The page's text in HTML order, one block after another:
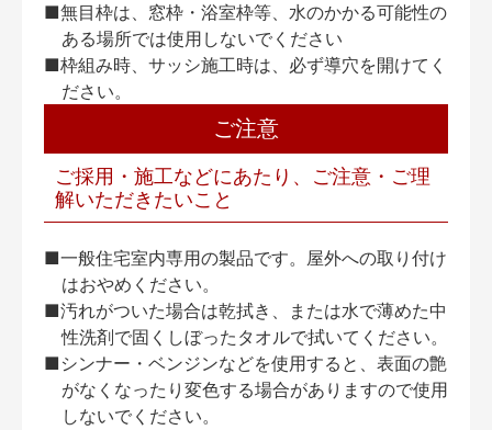
■無目枠は、窓枠・浴室枠等、水のかかる可能性の
ある場所では使用しないでください
■枠組み時、サッシ施工時は、必ず導穴を開けてく
ださい。
ご注意
ご採用・施工などにあたり、ご注意・ご理
解いただきたいこと
■一般住宅室内専用の製品です。屋外への取り付け
はおやめください。
■汚れがついた場合は乾拭き、または水で薄めた中
性洗剤で固くしぼったタオルで拭いてください。
■シンナー・ベンジンなどを使用すると、表面の艶
がなくなったり変色する場合がありますので使用
しないでください。